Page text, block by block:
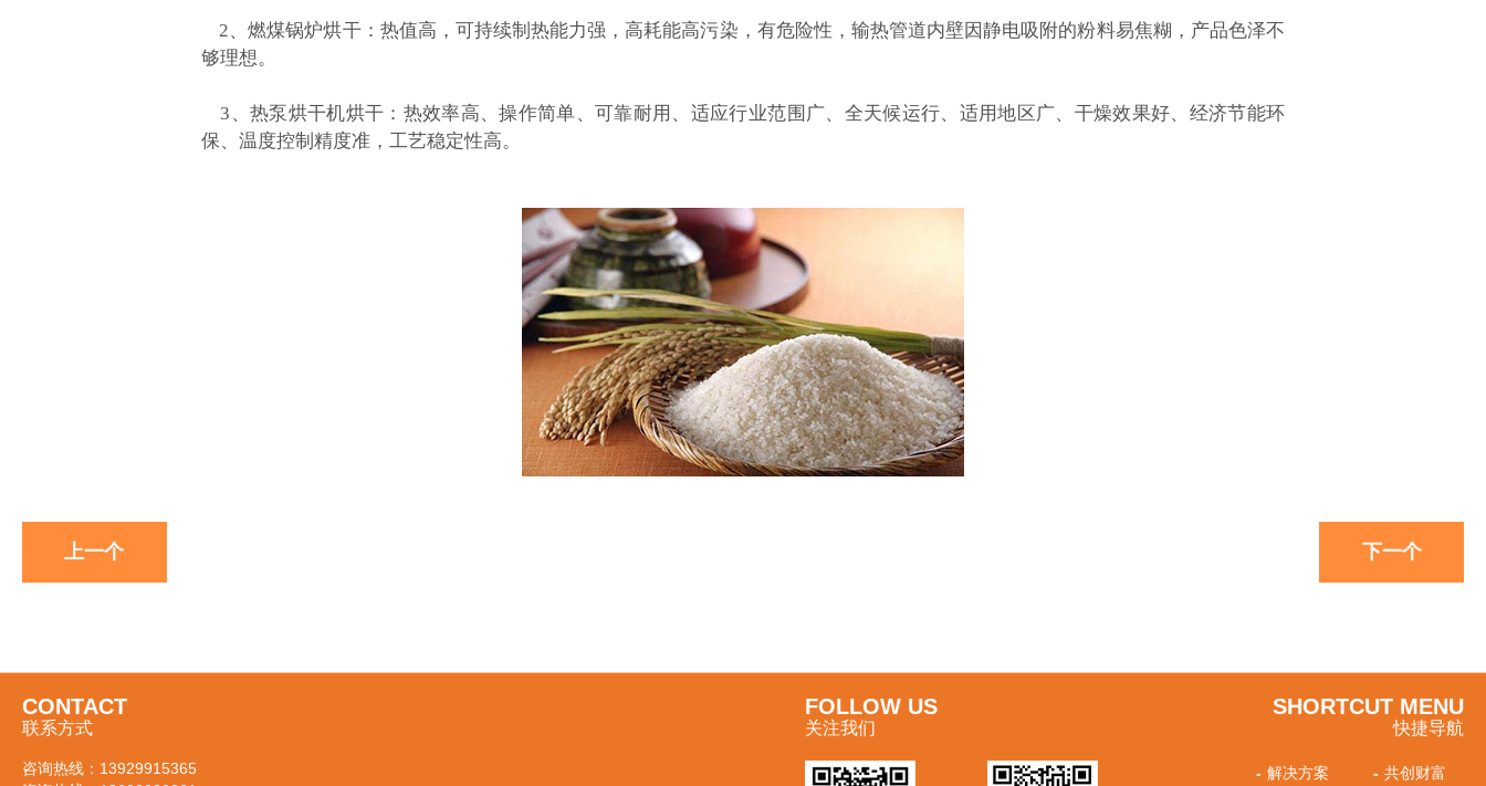
2、燃煤锅炉烘干：热值高，可持续制热能力强，高耗能高污染，有危险性，输热管道内壁因静电吸附的粉料易焦糊，产品色泽不
够理想。
3、热泵烘干机烘干：热效率高、操作简单、可靠耐用、适应行业范围广、全天候运行、适用地区广、干燥效果好、经济节能环
保、温度控制精度准，工艺稳定性高。
上一个 下一个
CONTACT
联系方式
咨询热线： 13929915365
FOLLOW US
关注我们
SHORTCUT MENU
快捷导航
- 解决方案 - 共创财富